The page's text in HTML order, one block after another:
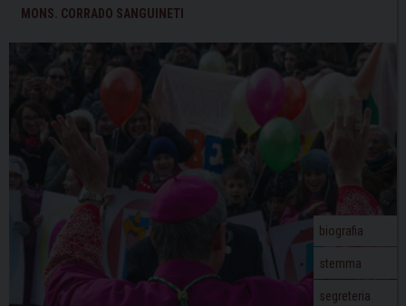
MONS. CORRADO SANGUINETI
biografia
stemma
segreteria